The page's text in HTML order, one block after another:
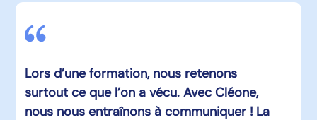
Lors d’une formation, nous retenons
surtout ce que l’on a vécu. Avec Cléone,
nous nous entraînons à communiquer ! La